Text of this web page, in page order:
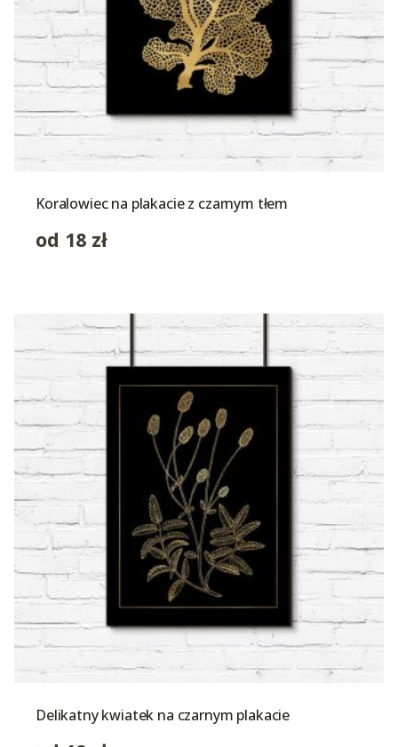
Koralowiec na plakacie z czarnym tłem
od 18 zł
Delikatny kwiatek na czarnym plakacie